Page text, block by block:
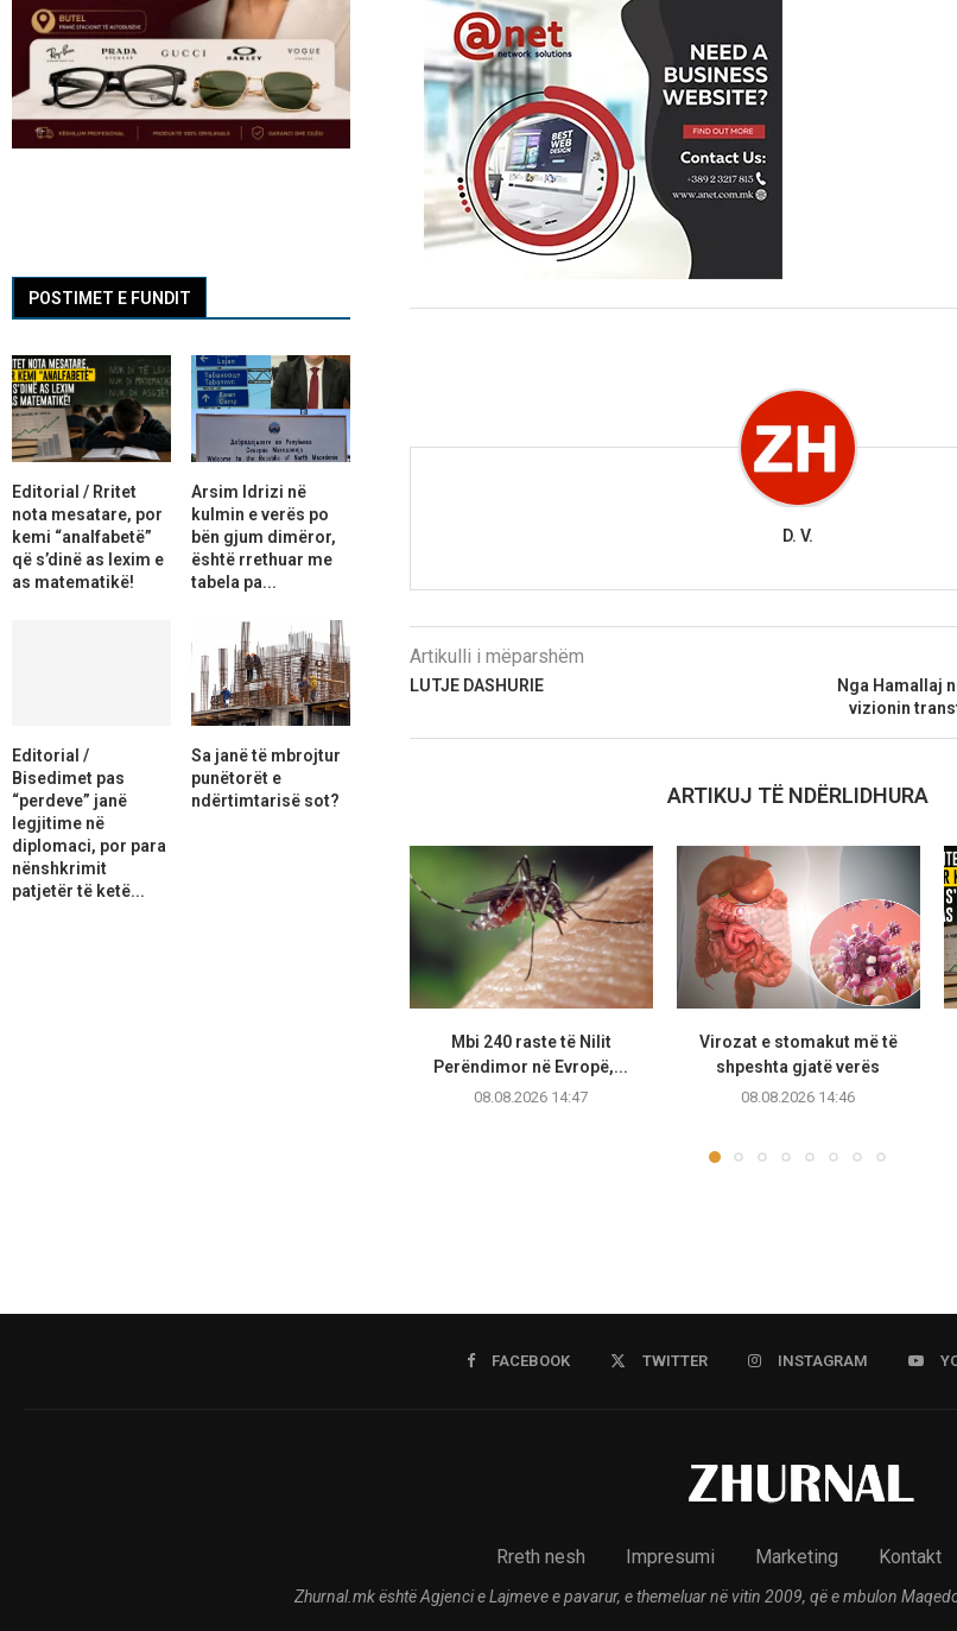
D. V.
Artikulli i mëparshëm
LUTJE DASHURIE
Nga Hamallaj
vizionin
ARTIKUJ TË NDËRLIDHURA
Mbi 240 raste të Nilit
Perëndimor në Evropë,...
08.08.2026 14:47
Virozat e stomakut më të
shpeshta gjatë verës
08.08.2026 14:46
POSTIMET E FUNDIT
Editorial / Rritet
nota mesatare, por
kemi “analfabetë”
që s’dinë as lexim e
as matematikë!
Arsim Idrizi në
kulmin e verës po
bën gjum dimëror,
është rrethuar me
tabela pa...
Editorial /
Bisedimet pas
“perdeve” janë
legjitime në
diplomaci, por para
nënshkrimit
patjetër të ketë...
Sa janë të mbrojtur
punëtorët e
ndërtimtarisë sot?
FACEBOOK TWITTER INSTAGRAM
Rreth nesh Impresumi Marketing Kontakt
Zhurnal.mk është Agjenci e Lajmeve e pavarur, e themeluar në vitin 2009, që e mbulon